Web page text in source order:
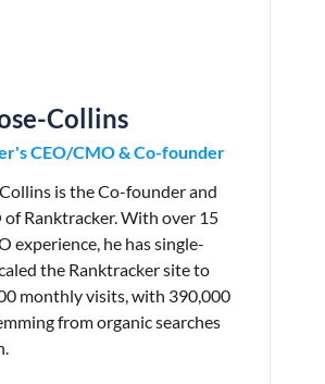
Collins
CEO/CMO & Co-founder
is the Co-founder and
Ranktracker. With over 15
experience, he has single-
the Ranktracker site to
monthly visits, with 390,000
from organic searches